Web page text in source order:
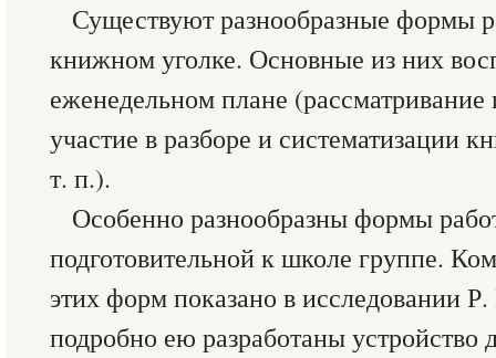
Существуют разнообразные формы
книжном уголке. Основные из них
еженедельном плане
участие в разборе и систематизации
т. п.).
Особенно разнообразны формы
подготовительной к школе группе.
этих форм показано в исследовании
подробно ею разработаны устройство